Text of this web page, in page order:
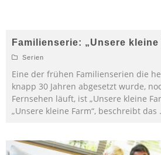
Familienserie: „Unsere kleine
Serien
Eine der frühen Familienserien die
knapp 30 Jahren abgesetzt wurde,
Fernsehen läuft, ist „Unsere kleine
„Unsere kleine Farm“, beschreibt das